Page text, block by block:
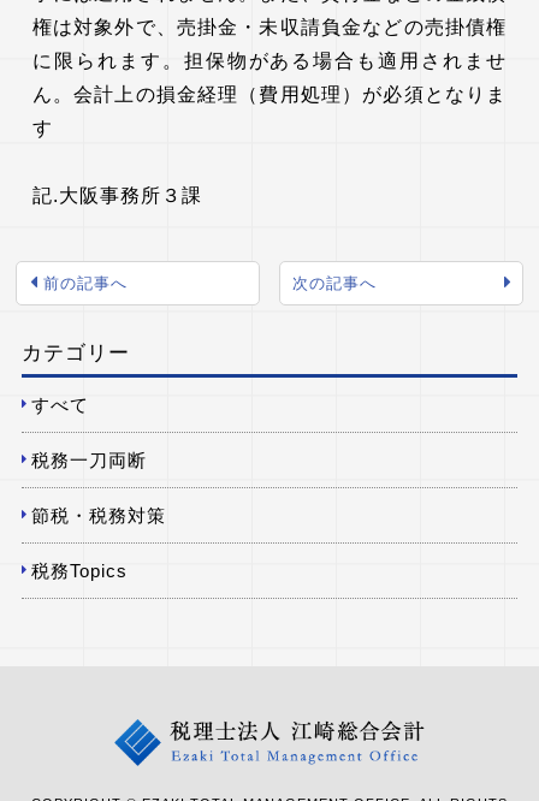
権は対象外で、売掛金・未収請負金などの売掛債権
に限られます。担保物がある場合も適用されませ
ん。会計上の損金経理（費用処理）が必須となりま
す
記.大阪事務所３課
前の記事へ 次の記事へ
カテゴリー
すべて
税務一刀両断
節税・税務対策
税務Topics